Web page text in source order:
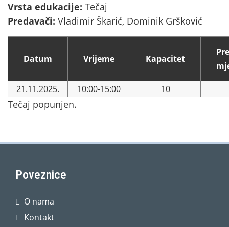
Vrsta edukacije: Tečaj
Predavači: Vladimir Škarić, Dominik Gršković
Datum Vrijeme Kapacitet
21.11.2025. 10:00-15:00 10
Tečaj popunjen.
Poveznice
O nama
Kontakt